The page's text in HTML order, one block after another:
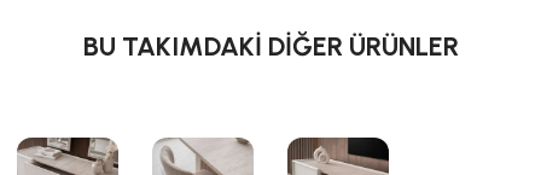
BU TAKIMDAKİ DİĞER ÜRÜNLER